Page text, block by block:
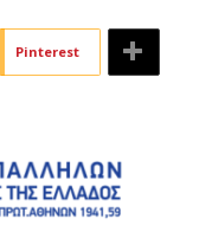
Pinterest